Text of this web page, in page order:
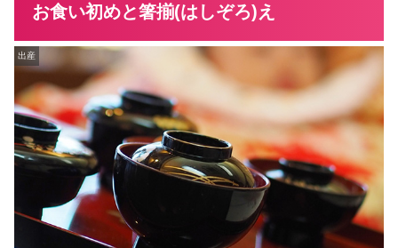
お食い初めと箸揃(はしぞろ)え
出産